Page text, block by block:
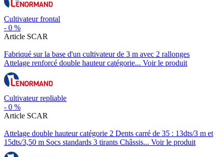
Cultivateur frontal
- 0 %
Article SCAR
Fabriqué sur la base d'un cultivateur de 3 m avec 2 rallonges
Attelage renforcé double hauteur catégorie... Voir le produit
Cultivateur repliable
- 0 %
Article SCAR
Attelage double hauteur catégorie 2 Dents carré de 35 : 13dts/3 m et
15dts/3,50 m Socs standards 3 tirants Châssis... Voir le produit